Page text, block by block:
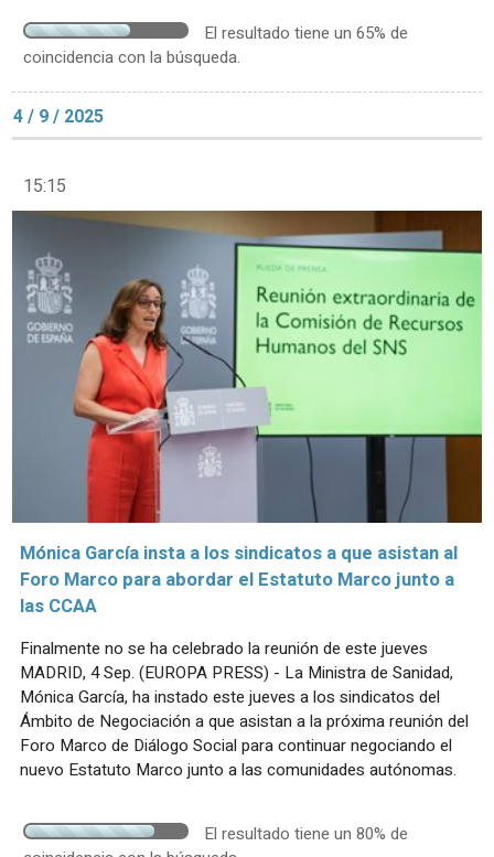
El resultado tiene un 65% de
coincidencia con la búsqueda.
4 / 9 / 2025
15:15
Mónica García insta a los sindicatos a que asistan al
Foro Marco para abordar el Estatuto Marco junto a
las CCAA
Finalmente no se ha celebrado la reunión de este jueves
MADRID, 4 Sep. (EUROPA PRESS) - La Ministra de Sanidad,
Mónica García, ha instado este jueves a los sindicatos del
Ámbito de Negociación a que asistan a la próxima reunión del
Foro Marco de Diálogo Social para continuar negociando el
nuevo Estatuto Marco junto a las comunidades autónomas.
El resultado tiene un 80% de